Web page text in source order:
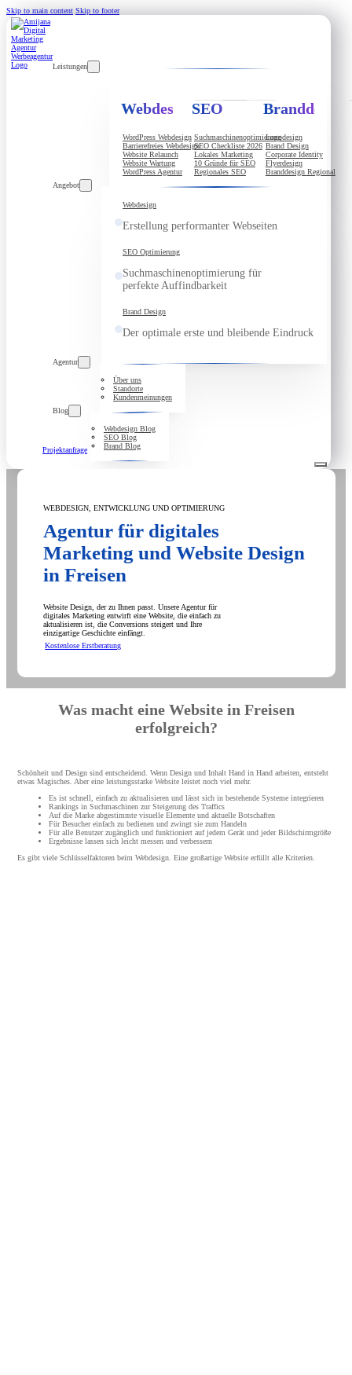
Skip to main content Skip to footer
Leistungen
Webdesign
WordPress Webdesign
Barrierefreies Webdesign
Website Relaunch
Website Wartung
WordPress Agentur
SEO
Suchmaschinenoptimierung
SEO Checkliste 2026
Lokales Marketing
10 Gründe für SEO
Regionales SEO
Branddesign
Logodesign
Brand Design
Corporate Identity
Flyerdesign
Branddesign Regional
Angebot
Webdesign
Erstellung performanter Webseiten
SEO Optimierung
Suchmaschinenoptimierung für
perfekte Auffindbarkeit
Brand Design
Der optimale erste und bleibende Eindruck
Agentur
Über uns
Standorte
Kundenmeinungen
Blog
Webdesign Blog
SEO Blog
Brand Blog
Projektanfrage
WEBDESIGN, ENTWICKLUNG UND OPTIMIERUNG
Agentur für digitales
Marketing und Website Design
in Freisen
Website Design, der zu Ihnen passt. Unsere Agentur für
digitales Marketing entwirft eine Website, die einfach zu
aktualisieren ist, die Conversions steigert und Ihre
einzigartige Geschichte einfängt.
Kostenlose Erstberatung
Was macht eine Website in Freisen
erfolgreich?
Schönheit und Design sind entscheidend. Wenn Design und Inhalt Hand in Hand arbeiten, entsteht
etwas Magisches. Aber eine leistungsstarke Website leistet noch viel mehr.
Es ist schnell, einfach zu aktualisieren und lässt sich in bestehende Systeme integrieren
Rankings in Suchmaschinen zur Steigerung des Traffics
Auf die Marke abgestimmte visuelle Elemente und aktuelle Botschaften
Für Besucher einfach zu bedienen und zwingt sie zum Handeln
Für alle Benutzer zugänglich und funktioniert auf jedem Gerät und jeder Bildschirmgröße
Ergebnisse lassen sich leicht messen und verbessern
Es gibt viele Schlüsselfaktoren beim Webdesign. Eine großartige Website erfüllt alle Kriterien.